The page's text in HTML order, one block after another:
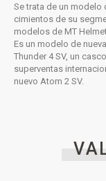
Se trata de un modelo
cimientos de su
modelos de MT
Es un modelo de
Thunder 4 SV, un
superventas
nuevo Atom 2 SV.